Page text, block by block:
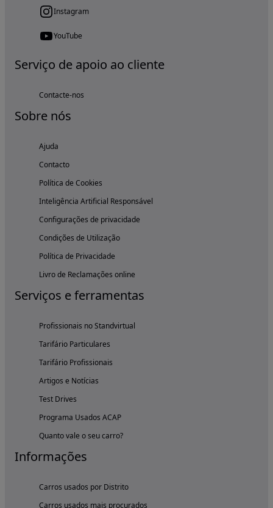
Instagram
YouTube
Serviço de apoio ao cliente
Contacte-nos
Sobre nós
Ajuda
Contacto
Política de Cookies
Inteligência Artificial Responsável
Configurações de privacidade
Condições de Utilização
Política de Privacidade
Livro de Reclamações online
Serviços e ferramentas
Profissionais no Standvirtual
Tarifário Particulares
Tarifário Profissionais
Artigos e Notícias
Test Drives
Programa Usados ACAP
Quanto vale o seu carro?
Informações
Carros usados por Distrito
Carros usados mais procurados